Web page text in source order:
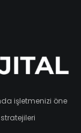
işletmenizi öne